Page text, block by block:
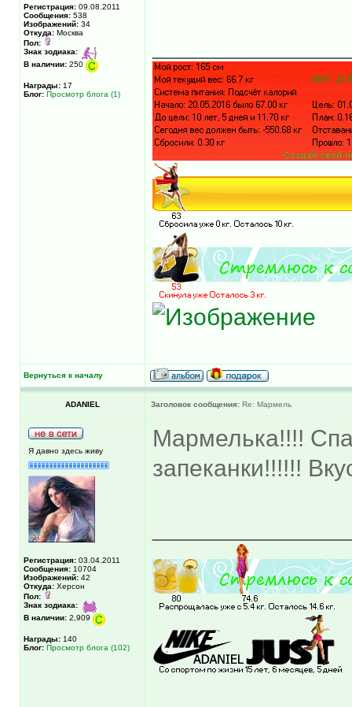
Регистрация: 09.08.2011
Сообщения: 538
Изображений: 34
Откуда: Москва
Пол:
Знак зодиака:
В наличии: 250
Награды: 17
Блог: Просмотр блога (1)
Вернуться к началу
ADANIEL Заголовок сообщения: Re: Мармель
Я давно здесь живу
Регистрация: 03.04.2011
Сообщения: 10704
Изображений: 42
Откуда: Херсон
Пол:
Знак зодиака:
В наличии: 2,909
Награды: 140
Блог: Просмотр блога (102)
Мармелька!!!!
запеканки!!!!!!